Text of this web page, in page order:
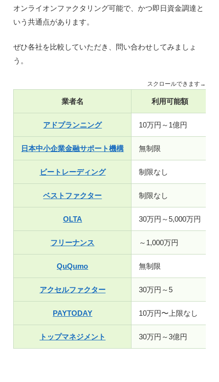
オンライオンファクタリング可能で、かつ即日資金調達と
いう共通点があります。
ぜひ各社を比較していただき、問い合わせしてみましょ
う。
スクロールできます→
業者名 利用可能額
アドプランニング 10万円～1億円
日本中小企業金融サポート機構 無制限
ビートレーディング 制限なし
ベストファクター 制限なし
OLTA 30万円～5,000万円
フリーナンス ～1,000万円
QuQumo 無制限
アクセルファクター 30万円～5
PAYTODAY 10万円〜上限なし
トップマネジメント 30万円～3億円